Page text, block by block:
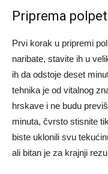
Priprema
Prvi korak u pripremi
naribate, stavite ih u
ih da odstoje deset
tehnika je od vitalnog
hrskave i ne budu
minuta, čvrsto stisnite
biste uklonili svu
ali bitan je za krajnji